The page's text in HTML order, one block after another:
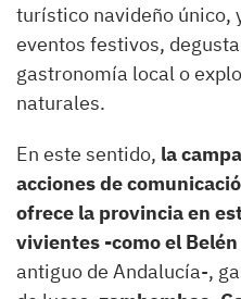
turístico navideño único,
eventos festivos,
gastronomía local o
naturales.
En este sentido, la
acciones de
ofrece la provincia en
vivientes -como el
antiguo de Andalucía-,